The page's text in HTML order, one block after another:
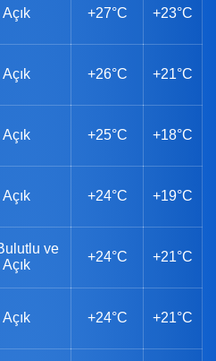
Açık +27°C +23°C
Açık +26°C +21°C
Açık +25°C +18°C
Açık +24°C +19°C
ve
Açık
+24°C +21°C
Açık +24°C +21°C